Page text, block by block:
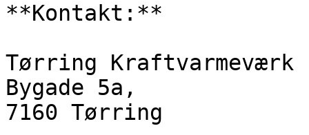
**Kontakt:**
Tørring Kraftvarmeværk
Bygade 5a,
7160 Tørring